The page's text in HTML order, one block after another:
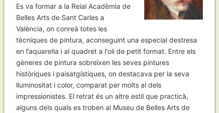
Es va formar a la Reial Acadèmia de
Belles Arts de Sant Carles a
València, on conreà totes les
tècniques de pintura, aconseguint una especial destresa
en l'aquarel·la i al quadret a l'oli de petit format. Entre els
gèneres de pintura sobreïxen les seves pintures
històriques i paisatgístiques, on destacava per la seva
lluminositat i color, comparat per molts al dels
impressionistes. El retrat és un altre estil que practicà,
alguns dels quals es troben al Museu de Belles Arts de